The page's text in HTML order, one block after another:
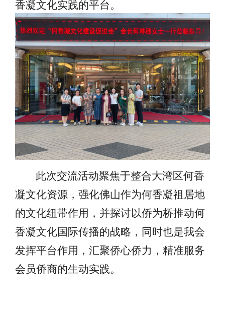
香凝文化实践的平台。
此次交流活动聚焦于整合大湾区何香
凝文化资源，强化佛山作为何香凝祖居地
的文化纽带作用，并探讨以侨为桥推动何
香凝文化国际传播的战略，同时也是我会
发挥平台作用，汇聚侨心侨力，精准服务
会员侨商的生动实践。